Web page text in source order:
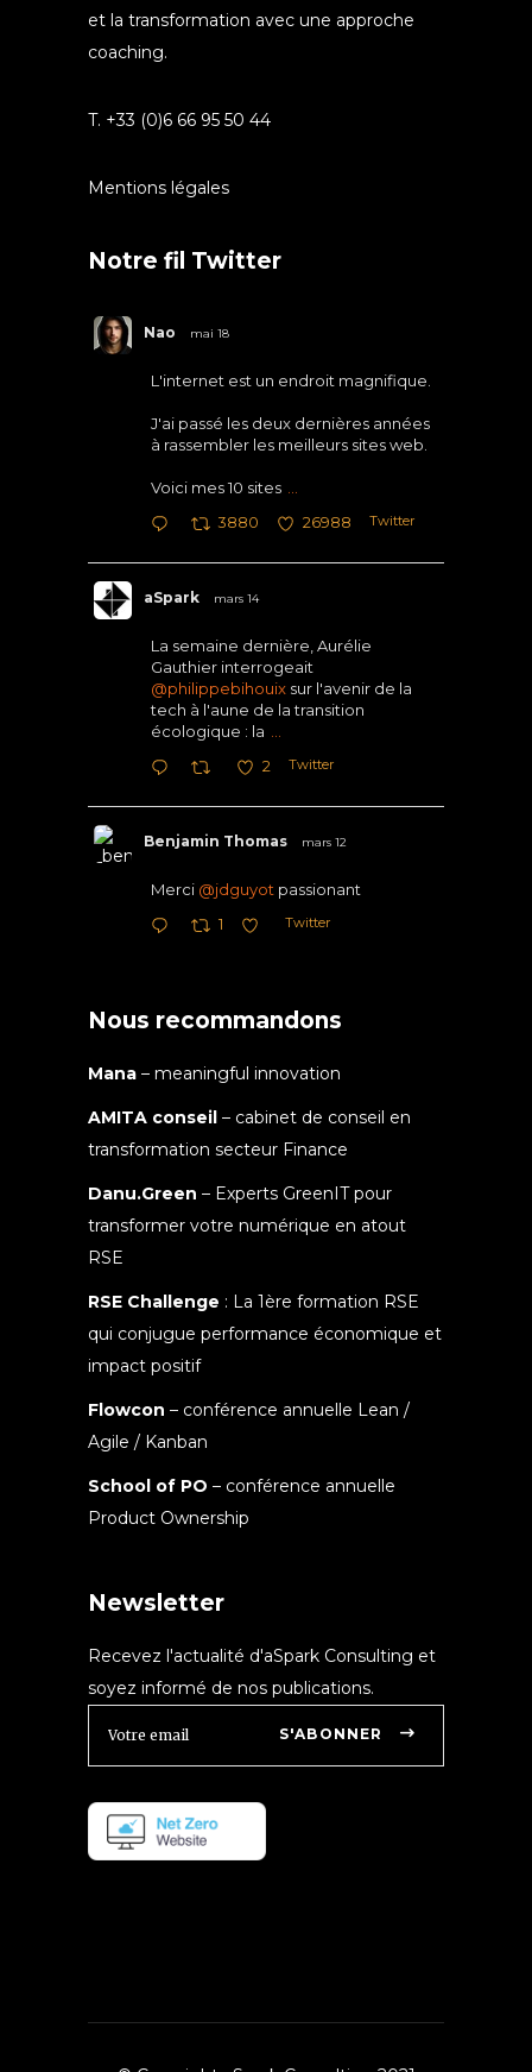
et la transformation avec une approche
coaching.
T. +33 (0)6 66 95 50 44
Mentions légales
Notre fil Twitter
Nao mai 18
L'internet est un endroit magnifique.
J'ai passé les deux dernières années
à rassembler les meilleurs sites web.
Voici mes 10 sites
3880 26988 Twitter
aSpark mars 14
La semaine dernière, Aurélie
Gauthier interrogeait
@philippebihouix sur l'avenir de la
tech à l'aune de la transition
écologique : la
2 Twitter
Benjamin Thomas mars 12
Merci @jdguyot passionant
1 Twitter
Nous recommandons
Mana – meaningful innovation
AMITA conseil – cabinet de conseil en
transformation secteur Finance
Danu.Green – Experts GreenIT pour
transformer votre numérique en atout
RSE
RSE Challenge : La 1ère formation RSE
qui conjugue performance économique et
impact positif
Flowcon – conférence annuelle Lean /
Agile / Kanban
School of PO – conférence annuelle
Product Ownership
Newsletter
Recevez l'actualité d'aSpark Consulting et
soyez informé de nos publications.
S'ABONNER